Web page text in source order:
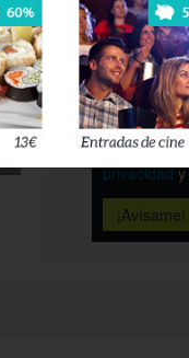
Déjanos tu
esté
Acepto
privacidady